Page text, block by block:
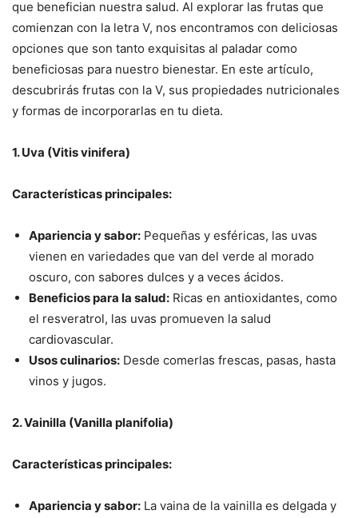
que benefician nuestra salud. Al explorar las frutas que
comienzan con la letra V, nos encontramos con deliciosas
opciones que son tanto exquisitas al paladar como
beneficiosas para nuestro bienestar. En este artículo,
descubrirás frutas con la V, sus propiedades nutricionales
y formas de incorporarlas en tu dieta.
1. Uva (Vitis vinifera)
Características principales:
Apariencia y sabor: Pequeñas y esféricas, las uvas
vienen en variedades que van del verde al morado
oscuro, con sabores dulces y a veces ácidos.
Beneficios para la salud: Ricas en antioxidantes, como
el resveratrol, las uvas promueven la salud
cardiovascular.
Usos culinarios: Desde comerlas frescas, pasas, hasta
vinos y jugos.
2. Vainilla (Vanilla planifolia)
Características principales:
Apariencia y sabor: La vaina de la vainilla es delgada y